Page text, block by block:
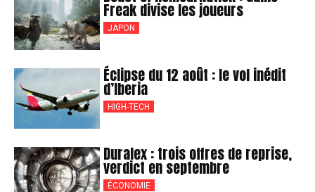
Freak divise les joueurs
JAPON
Éclipse du 12 août : le vol inédit
d’Iberia
HIGH-TECH
Duralex : trois offres de reprise,
verdict en septembre
ÉCONOMIE